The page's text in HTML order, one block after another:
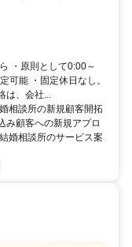
・原則として0:00～
可能 ・固定休日なし。
、会社...
相談所の新規顧客開拓
み顧客への新規アプロ
婚相談所のサービス案